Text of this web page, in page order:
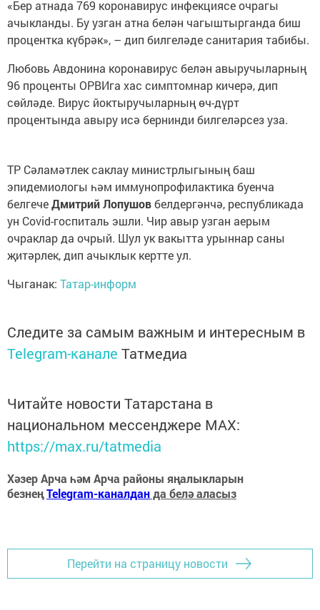
«Бер атнада 769 коронавирус инфекциясе очрагы
ачыкланды. Бу узган атна белән чагыштырганда биш
процентка күбрәк», – дип билгеләде санитария табибы.
Любовь Авдонина коронавирус белән авыручыларның
96 проценты ОРВИга хас симптомнар кичерә, дип
сөйләде. Вирус йоктыручыларның өч-дүрт
процентында авыру исә бернинди билгеләрсез уза.
ТР Сәламәтлек саклау министрлыгының баш
эпидемиологы һәм иммунопрофилактика буенча
белгечеДмитрий Лопушовбелдергәнчә, республикада
ун Covid-госпиталь эшли. Чир авыр узган аерым
очраклар да очрый. Шул ук вакытта урыннар саны
җитәрлек, дип ачыклык кертте ул.
Чыганак: Татар-информ
Следите за самым важным и интересным в
Telegram-канале Татмедиа
Читайте новости Татарстана в
национальном мессенджере MАХ:
https://max.ru/tatmedia
Хәзер Арча һәм Арча районы яңалыкларын
безнеңTelegram-каналданда белә аласыз
Перейти на страницу новости